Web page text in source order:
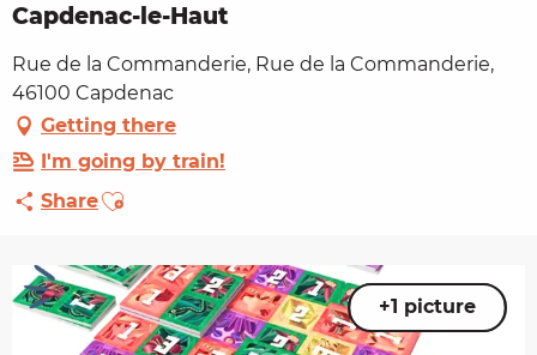
Capdenac-le-Haut
Rue de la Commanderie, Rue de la Commanderie,
46100 Capdenac
Getting there
I'm going by train!
ShareAjouter aux favoris
+1 picture